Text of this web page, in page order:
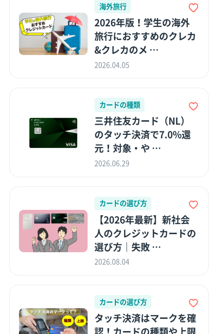
海外旅行
2026年版！学生の海外
旅行におすすめのクレカ
&クレカのメ …
2026.04.05
カードの種類
三井住友カード（NL）
のタッチ決済で7.0%還
元！対象・や …
2026.06.29
カードの選び方
【2026年最新】新社会
人のクレジットカードの
選び方｜失敗 …
2026.08.04
カードの選び方
タッチ決済はマークを確